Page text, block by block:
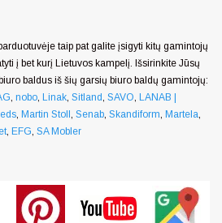
taip pat galite įsigyti kitų gamintojų
į bet kurį Lietuvos kampelį. Išsirinkite Jūsų
baldus iš šių garsių biuro baldų gamintojų:
, nobo, Linak, Sitland, SAVO, LANAB |
, Martin Stoll , Senab, Skandiform, Martela,
, EFG, SA Mobler